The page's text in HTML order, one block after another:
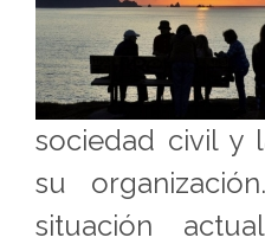
sociedad civil y
su
situación